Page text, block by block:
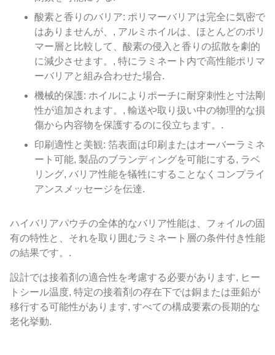
酸素と香りのバリア: ポリマーバリアは完全に気密で
はありませんが、, アルミホイルは、ほとんどのポリ
マー層と比較して、酸素の侵入と香りの拡散を劇的
に減少させます。, 特にラミネート内で高性能ポリマ
ーバリアと組み合わせた場合.
機械的保護: ホイルによりポーチに耐穿刺性と寸法剛
性が追加されます。, 輸送や取り扱い中の物理的な損
傷から内容物を保護するのに役立ちます。.
印刷適性と美観: 箔表面は印刷またはオーバーラミネ
ート可能, 製品のブランディングを可能にする, ラベ
リング, バリア性能を犠牲にすることなくコンプライ
アンスメッセージを伝達.
ハイバリアパウチの全体的なバリア性能は、フォイルの固
有の特性と、それを取り囲むラミネート層の条件付き性能
の結果です。.
設計では接着剤の適合性を考慮する必要があります, ヒー
トシール温度, 特定の接着剤の存在下では銅または亜鉛が
移行する可能性があります, すべての構成要素の長期的な
老化挙動.